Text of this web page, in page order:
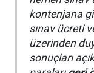
kontenjana
sınav ücreti
üzerinden
sonuçları